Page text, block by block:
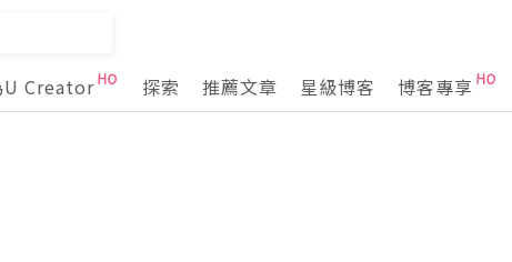
U Creator 探索 推薦文章 星級博客 博客專享